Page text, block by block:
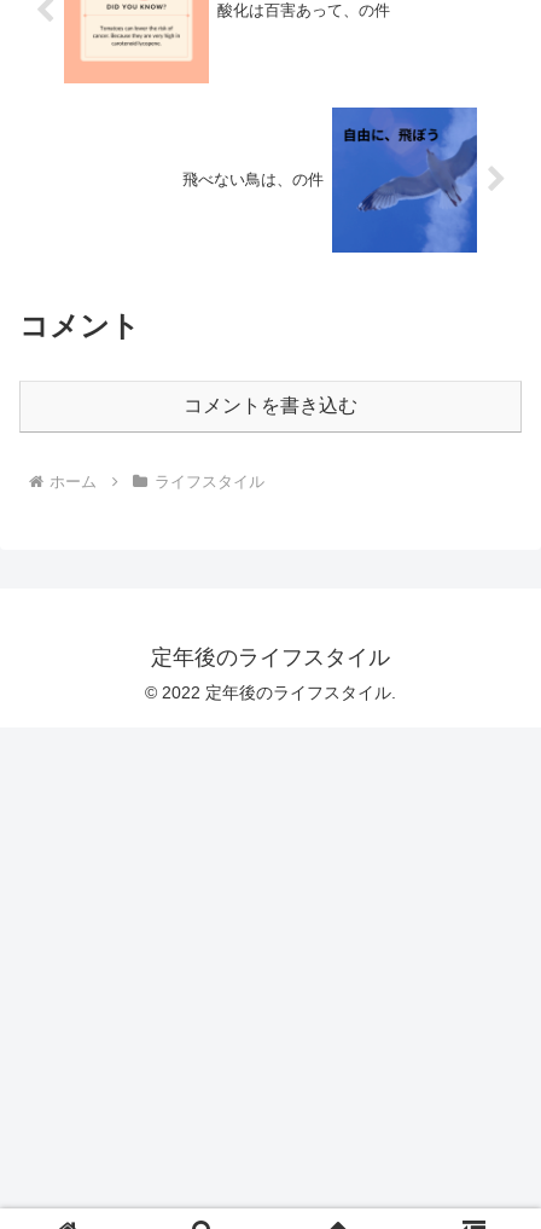
酸化は百害あって、の件
飛べない鳥は、の件
コメント
コメントを書き込む
ホーム ライフスタイル
定年後のライフスタイル
© 2022 定年後のライフスタイル.